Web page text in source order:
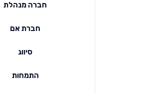
חברה מנהלת
חברת אם
סיווג
התמחות